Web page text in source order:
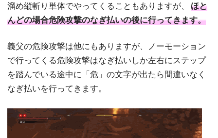
溜め縦斬り単体でやってくることもありますが、
ほと
んどの場合危険攻撃のなぎ払いの後に行ってきます。
義父の危険攻撃は他にもありますが、ノーモーション
で行ってくる危険攻撃はなぎ払いしか左右にステップ
を踏んでいる途中に「危」の文字が出たら間違いなく
なぎ払いを行ってきます。